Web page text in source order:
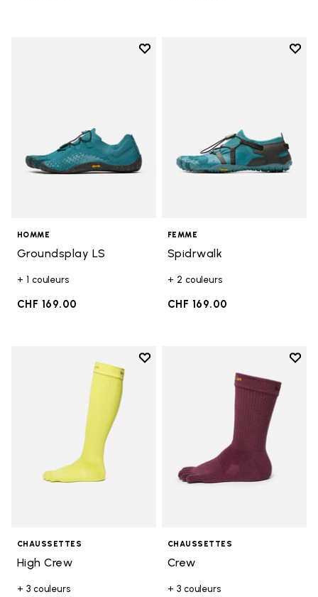
Add to wishlist
HOMME
Groundsplay LS
+ 1 couleurs
CHF 169.00
Add
FEMME
Spidrwalk
+ 2 couleurs
CHF 169.00
Add to wishlist
Add to wishlist High Crew
CHAUSSETTES
High Crew
+ 3 couleurs
Add
CHAUSSETTES
Crew
+ 3 couleurs